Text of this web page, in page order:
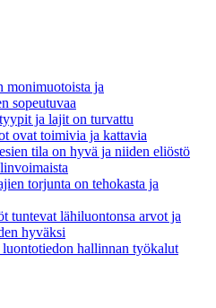
monimuotoista ja
sopeutuvaa
ja lajit on turvattu
ovat toimivia ja kattavia
tila on hyvä ja niiden eliöstö
torjunta on tehokasta ja
tuntevat lähiluontonsa arvot ja
hyväksi
hallinnan työkalut